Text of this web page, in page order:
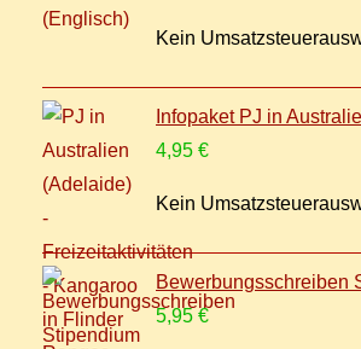
Kein
Infopaket PJ in
4,95 €
Kein
Bewerbungsschreiben
5,95 €